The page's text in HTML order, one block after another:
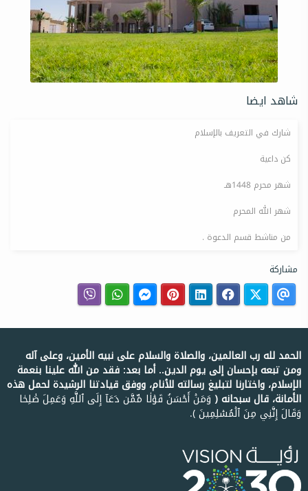
شاهد ايضا
شارك في التعريف بالإسلام
كن داعية
شهر محرم 1448هـ
شهر الله المحرم
من مناشط قسم الدعوة .
مشاركة
الحمد لله رب العالمين، والصلاة والسلام على نبيه الأمين، وعلى آله
ومن تبعه بإحسان إلى يوم الدين.. أما بعد: فقد من الله علينا بنعمة
الإسلام، واختارنا لتبليغ رسالته للأنام، ووفق قيادتنا الرشيدة لحمل هذه
الأمانة، قال سبحانه ﴿ وَمَنۡ أَحۡسَنُ قَوۡلٗا مِّمَّن دَعَآ إِلَى ٱللَّهِ وَعَمِلَ صَٰلِحٗا
وَقَالَ إِنَّنِي مِنَ ٱلۡمُسۡلِمِينَ ﴾.